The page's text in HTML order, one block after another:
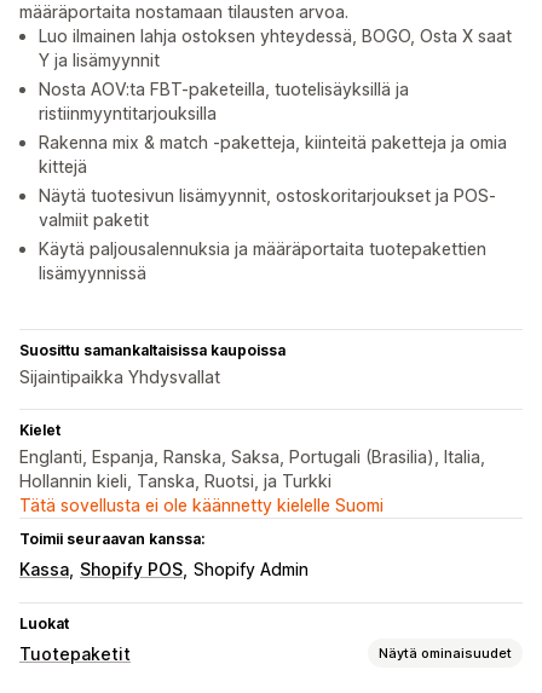
määräportaita nostamaan tilausten arvoa.
Luo ilmainen lahja ostoksen yhteydessä, BOGO, Osta X saat
Y ja lisämyynnit
Nosta AOV:ta FBT-paketeilla, tuotelisäyksillä ja
ristiinmyyntitarjouksilla
Rakenna mix & match -paketteja, kiinteitä paketteja ja omia
kittejä
Näytä tuotesivun lisämyynnit, ostoskoritarjoukset ja POS-
valmiit paketit
Käytä paljousalennuksia ja määräportaita tuotepakettien
lisämyynnissä
Suosittu samankaltaisissa kaupoissa
Sijaintipaikka Yhdysvallat
Kielet
Englanti, Espanja, Ranska, Saksa, Portugali (Brasilia), Italia,
Hollannin kieli, Tanska, Ruotsi, ja Turkki
Tätä sovellusta ei ole käännetty kielelle Suomi
Toimii seuraavan kanssa:
Kassa Shopify POS Shopify Admin
Luokat
Tuotepaketit Näytä ominaisuudet